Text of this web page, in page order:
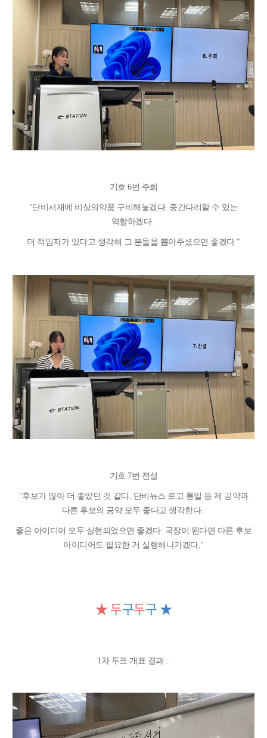
기호 6번 주희
"단비서재에 비상의약품 구비해놓겠다. 중간다리할 수 있는
역할하겠다.
더 적임자가 있다고 생각해 그 분들을 뽑아주셨으면 좋겠다 "
기호 7번 전설
"후보가 많아 더 좋았던 것 같다. 단비뉴스 로고 통일 등 제 공약과
다른 후보의 공약 모두 좋다고 생각한다.
좋은 아이디어 모두 실현되었으면 좋겠다. 국장이 된다면 다른 후보
아이디어도 필요한 거 실행해나가겠다."
★ 두구두구 ★
1차 투표 개표 결과 ..